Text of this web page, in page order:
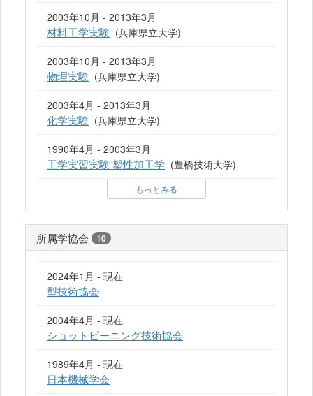
2003年10月 - 2013年3月
材料工学実験 (兵庫県立大学)
2003年10月 - 2013年3月
物理実験 (兵庫県立大学)
2003年4月 - 2013年3月
化学実験 (兵庫県立大学)
1990年4月 - 2003年3月
工学実習実験 塑性加工学 (豊橋技術大学)
もっとみる
所属学協会 10
2024年1月 - 現在
型技術協会
2004年4月 - 現在
ショットピーニング技術協会
1989年4月 - 現在
日本機械学会